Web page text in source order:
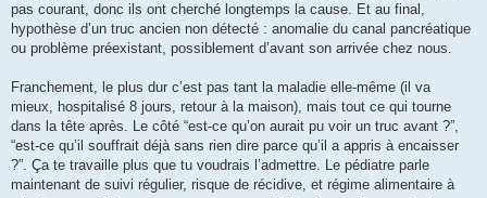
pas courant, donc ils ont cherché longtemps la cause. Et au final,
hypothèse d’un truc ancien non détecté : anomalie du canal pancréatique
ou problème préexistant, possiblement d’avant son arrivée chez nous.
Franchement, le plus dur c’est pas tant la maladie elle-même (il va
mieux, hospitalisé 8 jours, retour à la maison), mais tout ce qui tourne
dans la tête après. Le côté “est-ce qu’on aurait pu voir un truc avant ?”,
“est-ce qu’il souffrait déjà sans rien dire parce qu’il a appris à encaisser
?”. Ça te travaille plus que tu voudrais l’admettre. Le pédiatre parle
maintenant de suivi régulier, risque de récidive, et régime alimentaire à